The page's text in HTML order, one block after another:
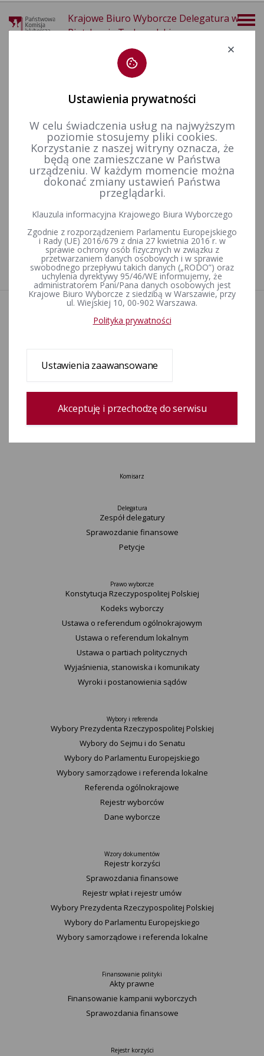
Krajowe Biuro Wyborcze Delegatura w
Piotrkowie Trybunalskim
Wybory samorządowe i referenda lokalne Wybory samorządowe w 2010&nbsp;r. Komitety Wyborcze
Wykaz zarejestrowanych komitetów wyborczych
1
Wydarzenia
Uchwały
Urzędnicy wyborczy
Okręgi wyborcze i obwody głosowania
Konkurs „Wybieram Wybory”
Komisarz
Delegatura
Zespół delegatury
Sprawozdanie finansowe
Petycje
Prawo wyborcze
Konstytucja Rzeczypospolitej Polskiej​
Kodeks wyborczy
Ustawa o referendum ogólnokrajowym
Ustawa o referendum lokalnym
Ustawa o partiach politycznych
Wyjaśnienia, stanowiska i komunikaty
Wyroki i postanowienia sądów
Wybory i referenda
Wybory Prezydenta Rzeczypospolitej Polskiej
Wybory do Sejmu i do Senatu
Wybory do Parlamentu Europejskiego
Wybory samorządowe i referenda lokalne
Referenda ogólnokrajowe
Rejestr wyborców
Dane wyborcze
Wzory dokumentów
Rejestr korzyści
Sprawozdania finansowe
Rejestr wpłat i rejestr umów
Wybory Prezydenta Rzeczypospolitej Polskiej
Wybory do Parlamentu Europejskiego
Wybory samorządowe i referenda lokalne
Finansowanie polityki
Akty prawne
Finansowanie kampanii wyborczych
Sprawozdania finansowe
Rejestr korzyści
Ustawienia prywatności
W celu świadczenia usług na najwyższym
poziomie stosujemy pliki cookies.
Korzystanie z naszej witryny oznacza, że
będą one zamieszczane w Państwa
urządzeniu. W każdym momencie można
dokonać zmiany ustawień Państwa
przeglądarki.
Klauzula informacyjna Krajowego Biura Wyborczego
Zgodnie z rozporządzeniem Parlamentu Europejskiego
i Rady (UE) 2016/679 z dnia 27 kwietnia 2016 r. w
sprawie ochrony osób fizycznych w związku z
przetwarzaniem danych osobowych i w sprawie
swobodnego przepływu takich danych („RODO”) oraz
uchylenia dyrektywy 95/46/WE informujemy, że
administratorem Pani/Pana danych osobowych jest
Krajowe Biuro Wyborcze z siedzibą w Warszawie, przy
ul. Wiejskiej 10, 00-902 Warszawa.
Polityka prywatności
Ustawienia zaawansowane
Akceptuję i przechodzę do serwisu